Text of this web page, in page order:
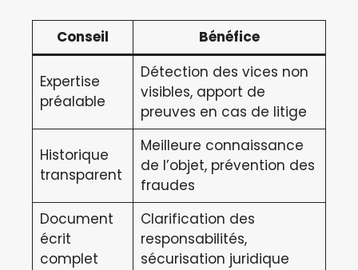
Conseil Bénéfice
Expertise
préalable
Détection des vices non
visibles, apport de
preuves en cas de litige
Historique
transparent
Meilleure connaissance
de l’objet, prévention des
fraudes
Document
écrit
complet
Clarification des
responsabilités,
sécurisation juridique